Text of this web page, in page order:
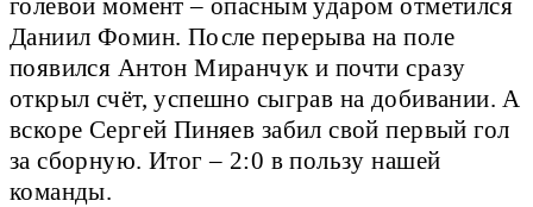
голевой момент – опасным ударом отметился
Даниил Фомин. После перерыва на поле
появился Антон Миранчук и почти сразу
открыл счёт, успешно сыграв на добивании. А
вскоре Сергей Пиняев забил свой первый гол
за сборную. Итог – 2:0 в пользу нашей
команды.